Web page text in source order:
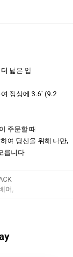
넓은 입
정상에 3.6" (9.2
주문할 때
여 당신을 위해 다만,
릅니다
어,